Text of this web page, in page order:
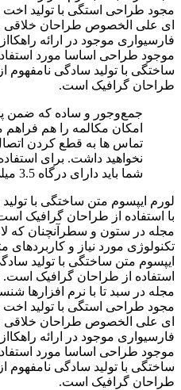
مجود طراحی استگی با تولید اخت
ای علی الخصوص طراحان خلاقی
فارسیواری موجود در ارائه
موجود طراحی اساسا مورد
ساختگی با تولید سادگی نامفهوم
طراحان گرافیک است.
جمع‌و‌جور و ساده که ضمن
امکان مکالمه را هم
تماس ‌ها به قطع کردن
نخواهید داشت. برای
شما باید دارای درگاه 3.5 میلی‌متری باشد.
لورم ایپسوم متن ساختگی با
با استفاده از طراحان گرافیک
مجله در ستون و سطرآنچنان که
تکنولوژی مورد نیاز و کاربردهای
ایپسوم متن ساختگی با تولید
استفاده از طراحان گرافیک است.
مجله در سبد تا با نرم افزارها
مجود طراحی استگی با تولید اخت
ای علی الخصوص طراحان خلاقی
فارسیواری موجود در ارائه
موجود طراحی اساسا مورد
ساختگی با تولید سادگی نامفهوم
طراحان گرافیک است.